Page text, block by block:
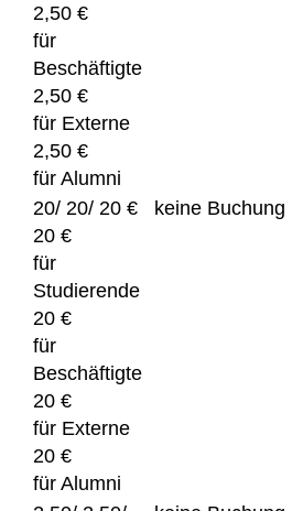
2,50 €
für
Beschäftigte
2,50 €
für Externe
2,50 €
für Alumni
20/ 20/ 20 €
20 €
für
Studierende
20 €
für
Beschäftigte
20 €
für Externe
20 €
für Alumni
keine Buchung